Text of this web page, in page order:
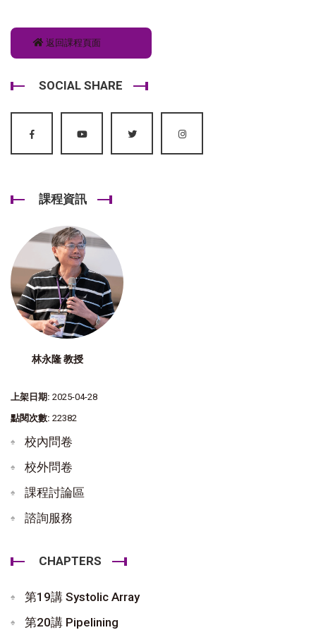
返回課程頁面
SOCIAL SHARE
課程資訊
林永隆 教授
上架日期: 2025-04-28
點閱次數: 22382
校內問卷
校外問卷
課程討論區
諮詢服務
CHAPTERS
第19講 Systolic Array
第20講 Pipelining